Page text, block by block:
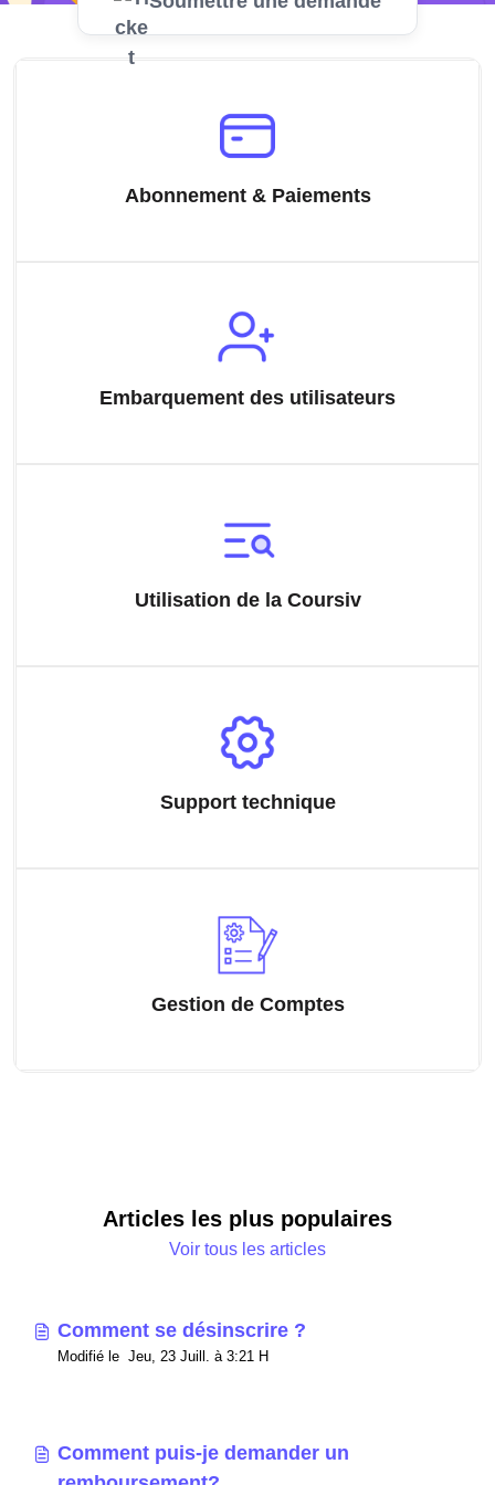
Abonnement & Paiements
Embarquement des utilisateurs
Utilisation de la Coursiv
Support technique
Gestion de Comptes
Articles les plus populaires
Voir tous les articles
Comment se désinscrire ?
Modifié le Jeu, 23 Juill. à 3:21 H
Comment puis-je demander un